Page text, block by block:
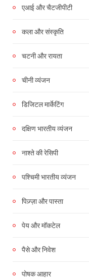
एआई और चैटजीपीटी
कला और संस्कृति
चटनी और रायता
चीनी व्यंजन
डिजिटल मार्केटिंग
दक्षिण भारतीय व्यंजन
नाश्ते की रेसिपी
पश्चिमी भारतीय व्यंजन
पिज़्ज़ा और पास्ता
पेय और मॉकटेल
पैसे और निवेश
पोषक आहार